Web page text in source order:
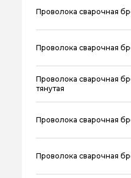
Проволока сварочная
Проволока сварочная
Проволока сварочная
тянутая
Проволока сварочная
Проволока сварочная